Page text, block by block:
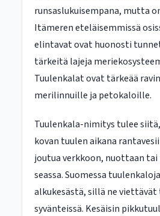
runsaslukuisempana, mutta
Itämeren eteläisemmissä
elintavat ovat huonosti
tärkeitä lajeja
Tuulenkalat ovat tärkeää
merilinnuille ja petokaloille.
Tuulenkala-nimitys tulee
kovan tuulen aikana
joutua verkkoon, nuottaan
seassa. Suomessa
alkukesästä, sillä ne viettävät
syvänteissä. Kesäisin